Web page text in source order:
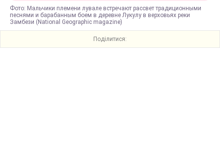
Фото: Мальчики племени лувале встречают рассвет традиционными
песнями и барабанным боем в деревне Лукулу в верховьях реки
Замбези (National Geographic magazine)
Поділитися: